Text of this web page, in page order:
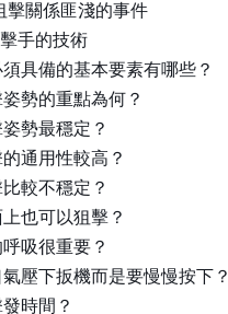
擊關係匪淺的事件
手的技術
具備的基本要素有哪些？
勢的重點為何？
勢最穩定？
通用性較高？
較不穩定？
也可以狙擊？
吸很重要？
壓下扳機而是要慢慢按下？
時間？